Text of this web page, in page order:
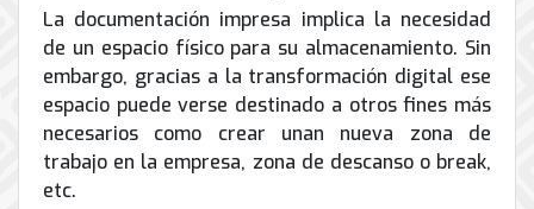
La documentación impresa implica la necesidad
de un espacio físico para su almacenamiento. Sin
embargo, gracias a la transformación digital ese
espacio puede verse destinado a otros fines más
necesarios como crear unan nueva zona de
trabajo en la empresa, zona de descanso o break,
etc.